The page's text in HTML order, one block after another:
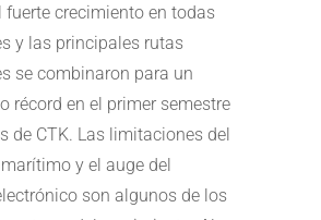
fuerte crecimiento en todas
y las principales rutas
se combinaron para un
récord en el primer semestre
de CTK. Las limitaciones del
y el auge del
son algunos de los